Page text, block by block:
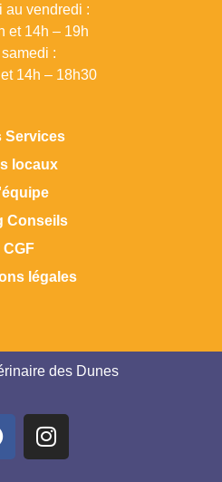
au vendredi :
et 14h – 19h
samedi :
14h – 18h30
Services
locaux
Conseils
CGF
légales
des Dunes